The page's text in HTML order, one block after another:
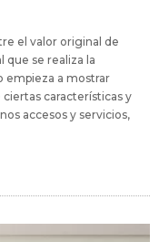
el valor original de
que se realiza la
empieza a mostrar
características y
accesos y servicios,